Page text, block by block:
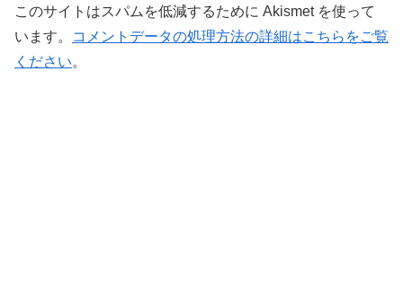
このサイトはスパムを低減するために Akismet を使って
います。
コメントデータの処理方法の詳細はこちらをご覧
ください。